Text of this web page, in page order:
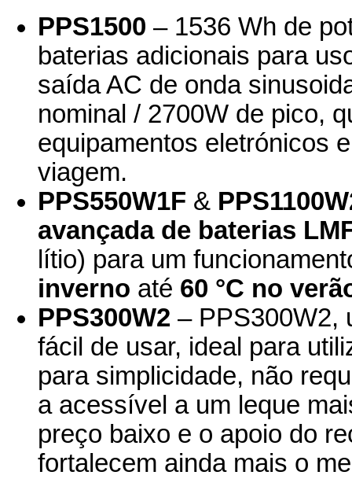
PPS1500 – 1536 Wh de
baterias adicionais para
saída AC de onda
nominal / 2700W de pico,
equipamentos eletrónicos
viagem.
PPS550W1F &
avançada de baterias
lítio) para um
inverno até 60 °C no
PPS300W2 – PPS300W2,
fácil de usar, ideal para
para simplicidade, não
a acessível a um leque
preço baixo e o apoio do
fortalecem ainda mais o